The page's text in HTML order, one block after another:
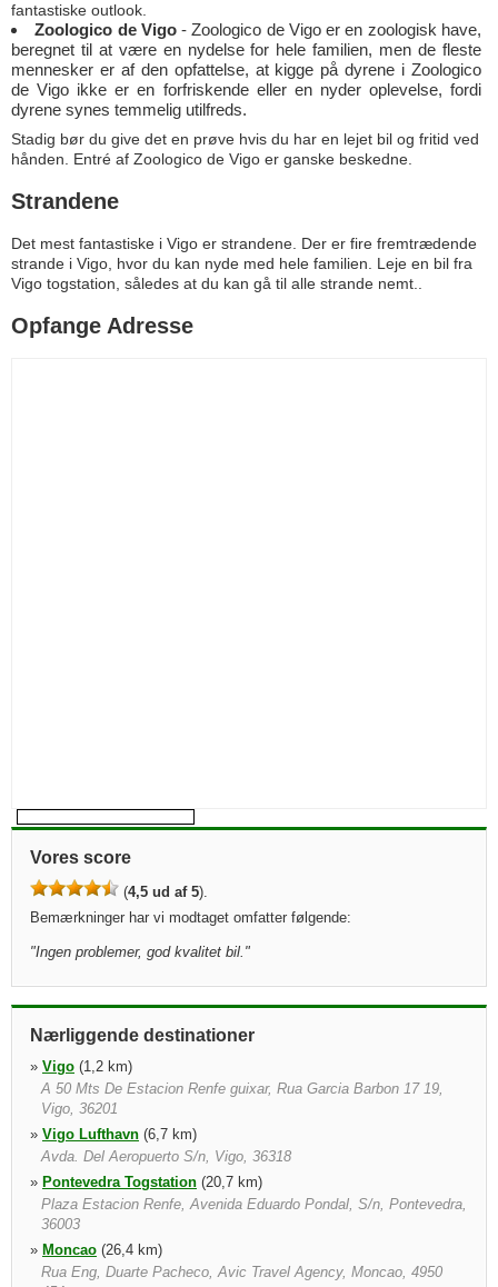
fantastiske outlook.
Zoologico de Vigo- Zoologico de Vigo er en zoologisk have,
beregnet til at være en nydelse for hele familien, men de fleste
mennesker er af den opfattelse, at kigge på dyrene i Zoologico
de Vigo ikke er en forfriskende eller en nyder oplevelse, fordi
dyrene synes temmelig utilfreds.
Stadig bør du give det en prøve hvis du har en lejet bil og fritid ved
hånden. Entré af Zoologico de Vigo er ganske beskedne.
Strandene
Det mest fantastiske i Vigo er strandene. Der er fire fremtrædende
strande i Vigo, hvor du kan nyde med hele familien. Leje en bil fra
Vigo togstation, således at du kan gå til alle strande nemt..
Opfange Adresse
Vores score
(4,5 ud af 5).
Bemærkninger har vi modtaget omfatter følgende:
"Ingen problemer, god kvalitet bil. "
Nærliggende destinationer
» Vigo (1,2 km)
A 50 Mts De Estacion Renfe guixar, Rua Garcia Barbon 17 19,
Vigo, 36201
» Vigo Lufthavn (6,7 km)
Avda. Del Aeropuerto S/n, Vigo, 36318
» Pontevedra Togstation (20,7 km)
Plaza Estacion Renfe, Avenida Eduardo Pondal, S/n, Pontevedra,
36003
» Moncao (26,4 km)
Rua Eng, Duarte Pacheco, Avic Travel Agency, Moncao, 4950